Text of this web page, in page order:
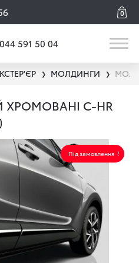
0
591 50 04
❯ МОЛДИНГИ ❯
C-HR
Під замовлення